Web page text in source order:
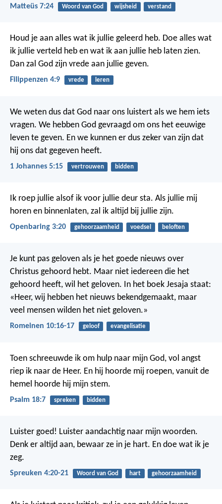
Matteüs 7:24 Woord van God wijsheid verstand
Houd je aan alles wat ik jullie geleerd heb. Doe alles wat
ik jullie verteld heb en wat ik aan jullie heb laten zien.
Dan zal God zijn vrede aan jullie geven.
Filippenzen 4:9 vrede leren
We weten dus dat God naar ons luistert als we hem iets
vragen. We hebben God gevraagd om ons het eeuwige
leven te geven. En we kunnen er dus zeker van zijn dat
hij ons dat gegeven heeft.
1 Johannes 5:15 vertrouwen bidden
Ik roep jullie alsof ik voor jullie deur sta. Als jullie mij
horen en binnenlaten, zal ik altijd bij jullie zijn.
Openbaring 3:20 gehoorzaamheid voedsel beloften
Je kunt pas geloven als je het goede nieuws over
Christus gehoord hebt. Maar niet iedereen die het
gehoord heeft, wil het geloven. In het boek Jesaja staat:
«Heer, wij hebben het nieuws bekendgemaakt, maar
veel mensen wilden het niet geloven.»
Romeinen 10:16-17 geloof evangelisatie
Toen schreeuwde ik om hulp naar mijn God, vol angst
riep ik naar de Heer. En hij hoorde mij roepen, vanuit de
hemel hoorde hij mijn stem.
Psalm 18:7 spreken bidden
Luister goed! Luister aandachtig naar mijn woorden.
Denk er altijd aan, bewaar ze in je hart. En doe wat ik je
zeg.
Spreuken 4:20-21 Woord van God hart gehoorzaamheid